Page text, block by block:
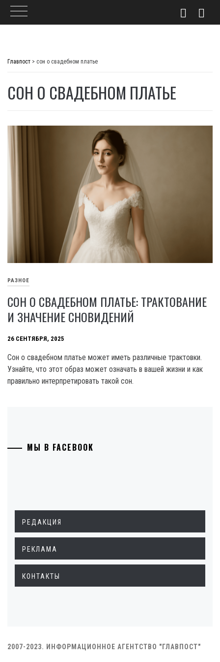
Главпост > сон о свадебном платье
СОН О СВАДЕБНОМ ПЛАТЬЕ
РАЗНОЕ
СОН О СВАДЕБНОМ ПЛАТЬЕ: ТРАКТОВАНИЕ
И ЗНАЧЕНИЕ СНОВИДЕНИЙ
26 СЕНТЯБРЯ, 2025
Сон о свадебном платье может иметь различные трактовки.
Узнайте, что этот образ может означать в вашей жизни и как
правильно интерпретировать такой сон.
МЫ В FACEBOOK
РЕДАКЦИЯ
РЕКЛАМА
КОНТАКТЫ
2007-2023. ИНФОРМАЦИОННОЕ АГЕНТСТВО "ГЛАВПОСТ"